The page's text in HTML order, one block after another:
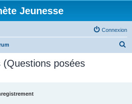
Jeunesse
Connexion
(Questions posées